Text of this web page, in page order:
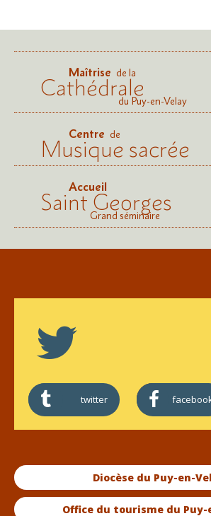
Maîtrise de la
Cathédraledu Puy-en-Velay
Centre de
Musique sacrée
Accueil
Saint Georges
Grand séminaire
twitter
Diocèse du Puy-en-
Office du tourisme du Puy-